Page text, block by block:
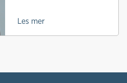
Les mer